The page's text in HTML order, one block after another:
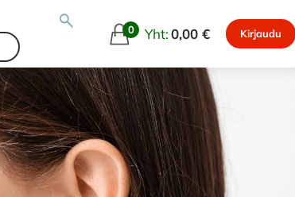
0 Yht:0,00 € Kirjaudu